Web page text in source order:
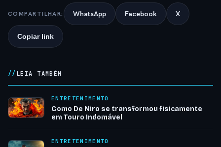
COMPARTILHAR: WhatsApp Facebook X
Copiar link
LEIA TAMBÉM
ENTRETENIMENTO
Como De Niro se transformou fisicamente
em Touro Indomável
ENTRETENIMENTO